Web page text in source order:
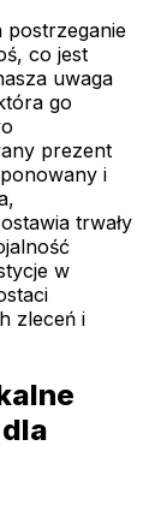
postrzeganie
co jest
uwaga
go
prezent
i
trwały
w
zleceń i